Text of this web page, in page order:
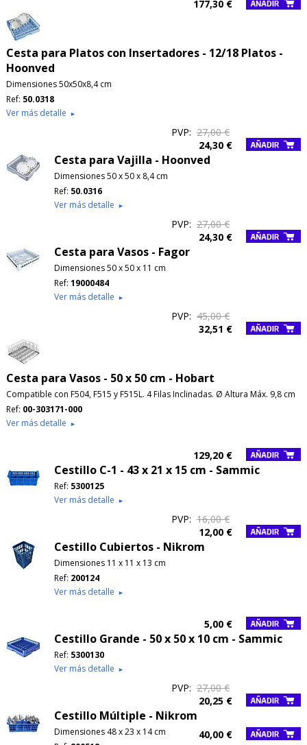
177,30 €
Cesta para Platos con Insertadores - 12/18 Platos -
Hoonved
Dimensiones 50x50x8,4 cm
Ref: 50.0318
Ver más detalle ►
PVP: 27,00 €
24,30 €
Cesta para Vajilla - Hoonved
Dimensiones 50 x 50 x 8,4 cm
Ref: 50.0316
Ver más detalle ►
PVP: 27,00 €
24,30 €
Cesta para Vasos - Fagor
Dimensiones 50 x 50 x 11 cm
Ref: 19000484
Ver más detalle ►
PVP: 45,00 €
32,51 €
Cesta para Vasos - 50 x 50 cm - Hobart
Compatible con F504, F515 y F515L. 4 Filas Inclinadas. Ø Altura Máx. 9,8 cm
Ref: 00-303171-000
Ver más detalle ►
129,20 €
Cestillo C-1 - 43 x 21 x 15 cm - Sammic
Ref: 5300125
Ver más detalle ►
PVP: 16,00 €
12,00 €
Cestillo Cubiertos - Nikrom
Dimensiones 11 x 11 x 13 cm
Ref: 200124
Ver más detalle ►
5,00 €
Cestillo Grande - 50 x 50 x 10 cm - Sammic
Ref: 5300130
Ver más detalle ►
PVP: 27,00 €
20,25 €
Cestillo Múltiple - Nikrom
Dimensiones 48 x 23 x 14 cm
40,00 €